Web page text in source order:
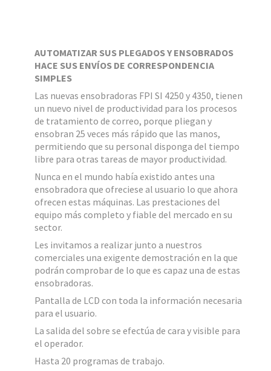
AUTOMATIZAR SUS PLEGADOS Y ENSOBRADOS
HACE SUS ENVÍOS DE CORRESPONDENCIA
SIMPLES
Las nuevas ensobradoras FPI SI 4250 y 4350, tienen
un nuevo nivel de productividad para los procesos
de tratamiento de correo, porque pliegan y
ensobran 25 veces más rápido que las manos,
permitiendo que su personal disponga del tiempo
libre para otras tareas de mayor productividad.
Nunca en el mundo había existido antes una
ensobradora que ofreciese al usuario lo que ahora
ofrecen estas máquinas. Las prestaciones del
equipo más completo y fiable del mercado en su
sector.
Les invitamos a realizar junto a nuestros
comerciales una exigente demostración en la que
podrán comprobar de lo que es capaz una de estas
ensobradoras.
Pantalla de LCD con toda la información necesaria
para el usuario.
La salida del sobre se efectúa de cara y visible para
el operador.
Hasta 20 programas de trabajo.